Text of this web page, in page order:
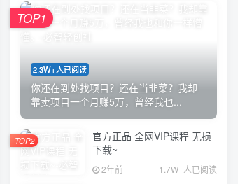
2.3W+人已阅读
你还在到处找项目？还在当韭菜？我却
靠卖项目一个月赚5万，曾经我也...
TOP1
官方正品 全网VIP课程 无损
下载~
2年前 1.7W+人已阅读
TOP2